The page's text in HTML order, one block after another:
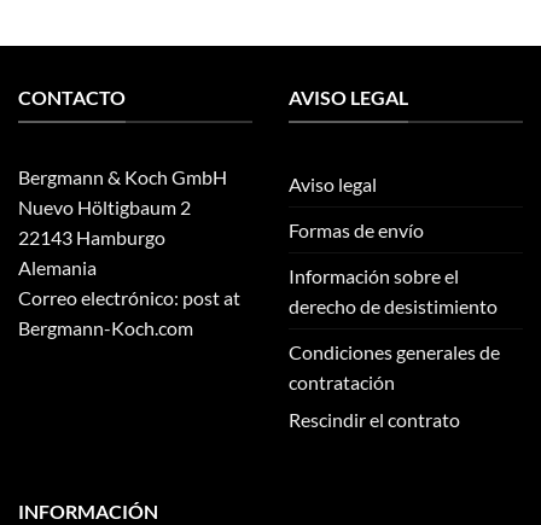
CONTACTO
Bergmann & Koch GmbH
Nuevo Höltigbaum 2
22143 Hamburgo
Alemania
Correo electrónico: post at
Bergmann-Koch.com
AVISO LEGAL
Aviso legal
Formas de envío
Información sobre el
derecho de desistimiento
Condiciones generales de
contratación
Rescindir el contrato
INFORMACIÓN